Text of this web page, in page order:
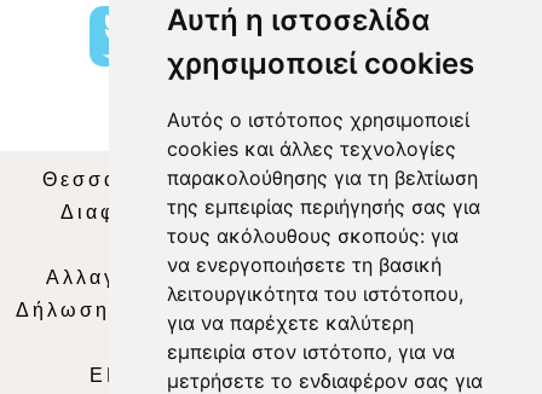
Αυτή η ιστοσελίδα
χρησιμοποιεί cookies
Αυτός ο ιστότοπος χρησιμοποιεί
cookies και άλλες τεχνολογίες
παρακολούθησης για τη βελτίωση
της εμπειρίας περιήγησής σας για
τους ακόλουθους σκοπούς: για
να ενεργοποιήσετε τη βασική
λειτουργικότητα του ιστότοπου,
για να παρέχετε καλύτερη
εμπειρία στον ιστότοπο, για να
μετρήσετε το ενδιαφέρον σας για
Θεσσαλία Τηλεόραση|SNG Services
Διαφήμιση|Όροι Χρήσης|Δήλωση
Απορρήτου|Περιεχόμενο
Αλλαγή Προτιμήσεων για τα Cookies
Δήλωση συμμόρφωσης με τη σύσταση (ΕΕ)
2018/334
Ταυτότητα
ΕΝΗΜΕΡΩΣΗ|WEB TV|LIVE